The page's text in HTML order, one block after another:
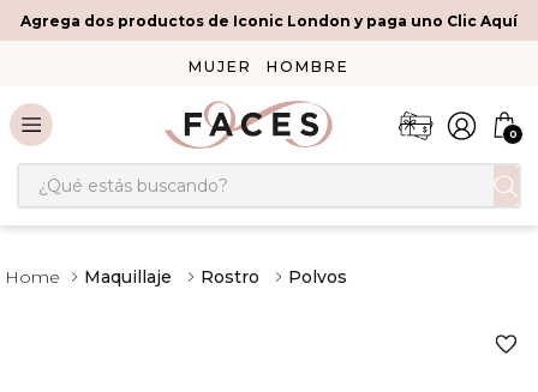
Agrega dos productos de Iconic London y paga uno Clic Aquí
MUJER HOMBRE
0
¿Qué estás buscando?
Maquillaje Rostro Polvos